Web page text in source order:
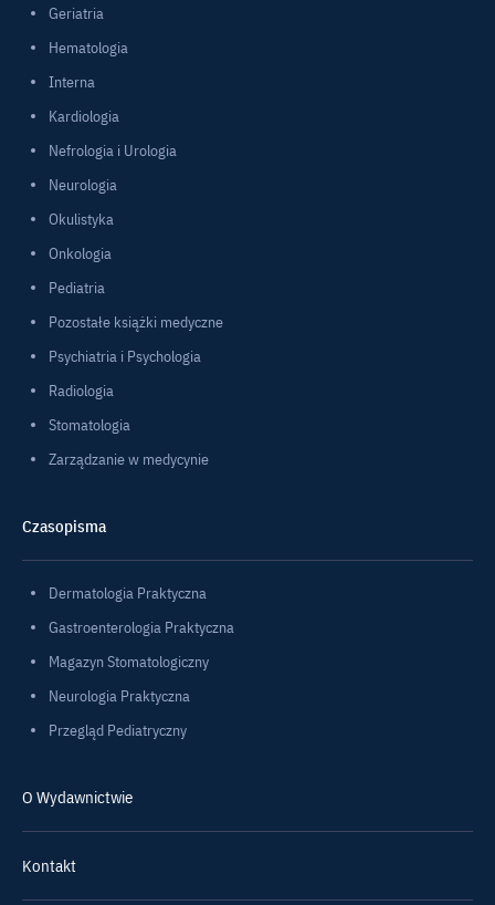
Geriatria
Hematologia
Interna
Kardiologia
Nefrologia i Urologia
Neurologia
Okulistyka
Onkologia
Pediatria
Pozostałe książki medyczne
Psychiatria i Psychologia
Radiologia
Stomatologia
Zarządzanie w medycynie
Czasopisma
Dermatologia Praktyczna
Gastroenterologia Praktyczna
Magazyn Stomatologiczny
Neurologia Praktyczna
Przegląd Pediatryczny
O Wydawnictwie
Kontakt